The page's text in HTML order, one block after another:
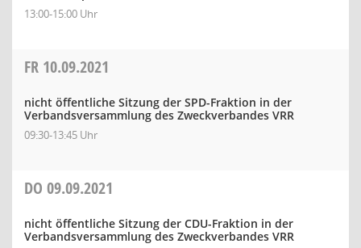
13:00-15:00 Uhr
FR 10.09.2021
nicht öffentliche Sitzung der SPD-Fraktion in der
Verbandsversammlung des Zweckverbandes VRR
09:30-13:45 Uhr
DO 09.09.2021
nicht öffentliche Sitzung der CDU-Fraktion in der
Verbandsversammlung des Zweckverbandes VRR